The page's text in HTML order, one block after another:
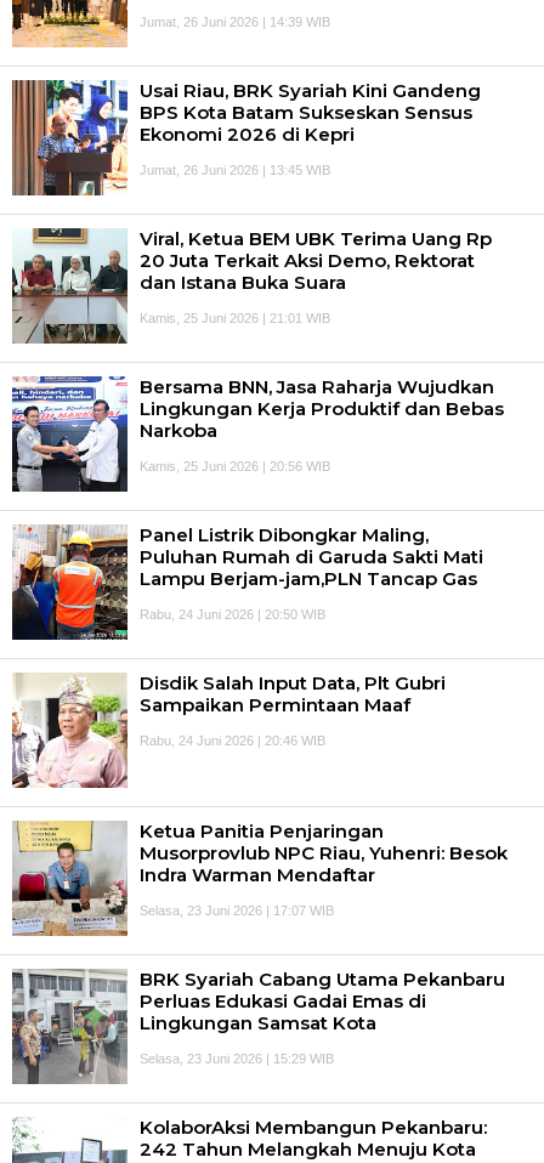
Jumat, 26 Juni 2026 | 14:39 WIB
Usai Riau, BRK Syariah Kini Gandeng
BPS Kota Batam Sukseskan Sensus
Ekonomi 2026 di Kepri
Jumat, 26 Juni 2026 | 13:45 WIB
Viral, Ketua BEM UBK Terima Uang Rp
20 Juta Terkait Aksi Demo, Rektorat
dan Istana Buka Suara
Kamis, 25 Juni 2026 | 21:01 WIB
Bersama BNN, Jasa Raharja Wujudkan
Lingkungan Kerja Produktif dan Bebas
Narkoba
Kamis, 25 Juni 2026 | 20:56 WIB
Panel Listrik Dibongkar Maling,
Puluhan Rumah di Garuda Sakti Mati
Lampu Berjam-jam,PLN Tancap Gas
Rabu, 24 Juni 2026 | 20:50 WIB
Disdik Salah Input Data, Plt Gubri
Sampaikan Permintaan Maaf
Rabu, 24 Juni 2026 | 20:46 WIB
Ketua Panitia Penjaringan
Musorprovlub NPC Riau, Yuhenri: Besok
Indra Warman Mendaftar
Selasa, 23 Juni 2026 | 17:07 WIB
BRK Syariah Cabang Utama Pekanbaru
Perluas Edukasi Gadai Emas di
Lingkungan Samsat Kota
Selasa, 23 Juni 2026 | 15:29 WIB
KolaborAksi Membangun Pekanbaru:
242 Tahun Melangkah Menuju Kota